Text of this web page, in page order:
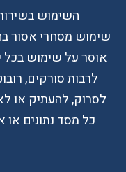
השימוש
שימוש מסחרי אסור
אוסר על שימוש בכל
לרבות סורקים,
לסרוק, להעתיק או
כל מסד נתונים או